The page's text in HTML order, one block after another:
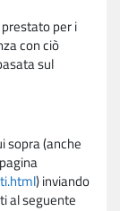
per i
con ciò
sul
sopra (anche
) inviando
al seguente